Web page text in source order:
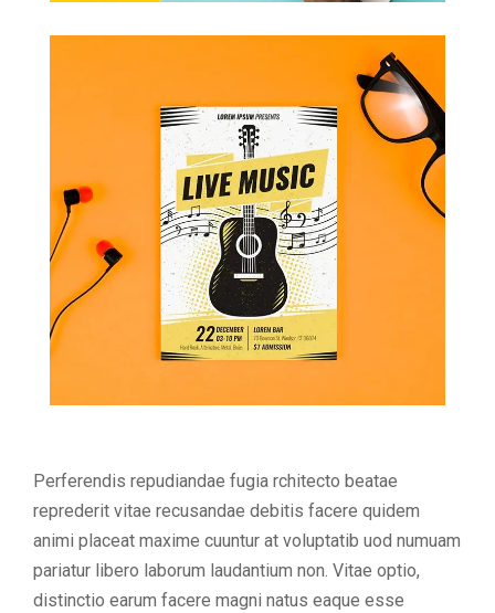
Perferendis repudiandae fugia rchitecto beatae
reprederit vitae recusandae debitis facere quidem
animi placeat maxime cuuntur at voluptatib uod numuam
pariatur libero laborum laudantium non. Vitae optio,
distinctio earum facere magni natus eaque esse